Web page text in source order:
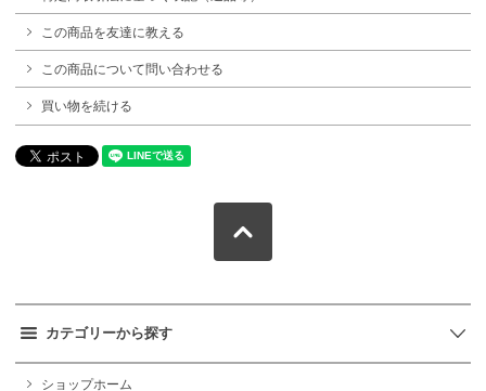
この商品を友達に教える
この商品について問い合わせる
買い物を続ける
カテゴリーから探す
ショップホーム